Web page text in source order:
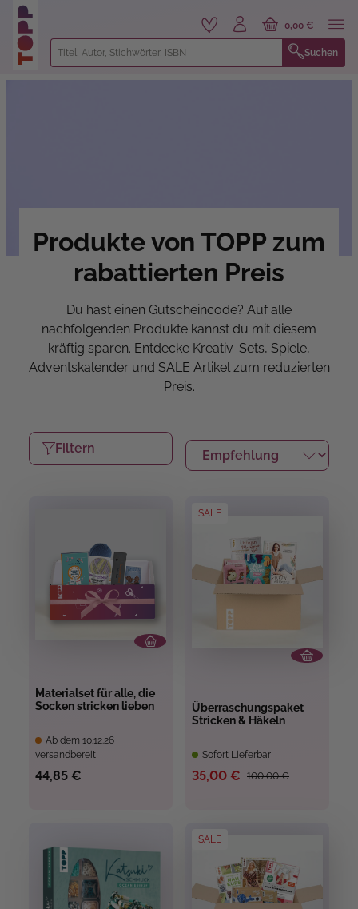
springen
Suchen
0,00 €
Produkte von TOPP zum
rabattierten Preis
Du hast einen Gutscheincode? Auf alle
nachfolgenden Produkte kannst du mit diesem
kräftig sparen. Entdecke Kreativ-Sets, Spiele,
Adventskalender und SALE Artikel zum reduzierten
Preis.
Filtern
Materialset für alle, die
Socken stricken lieben
Ab dem 10.12.26
versandbereit
44,85 €
SALE
Überraschungspaket
Stricken & Häkeln
Sofort Lieferbar
100,00 €
35,00 €
SALE